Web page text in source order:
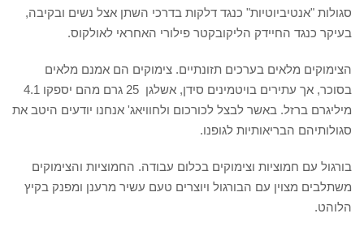
סגולות "אנטיביוטיות" כנגד דלקות בדרכי השתן אצל נשים ובקיבה,
בעיקר כנגד החיידק הליקובקטר פילורי האחראי לאולקוס.
הצימוקים מלאים בערכים תזונתיים. צימוקים הם אמנם מלאים
בסוכר, אך עתירים בויטמינים סידן, אשלגן 25 גרם מהם יספקו 4.1
מיליגרם ברזל. באשר לבצל לכורכום ולחוויאג' אנחנו יודעים היטב את
סגולותיהם הבריאותיות לגופנו.
בורגול עם חמוציות וצימוקים בכלום עבודה. החמוציות והצימוקים
משתלבים מצוין עם הבורגול ויוצרים טעם עשיר מרענן ומפנק בקיץ
הלוהט.